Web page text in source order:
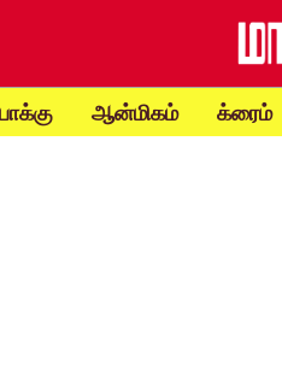
ஆன்மிகம் க்ரைம்